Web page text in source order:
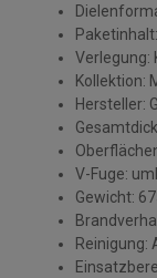
Verlegung:
Kollektion:
Hersteller:
V-Fuge:
Gewicht:
Reinigung: